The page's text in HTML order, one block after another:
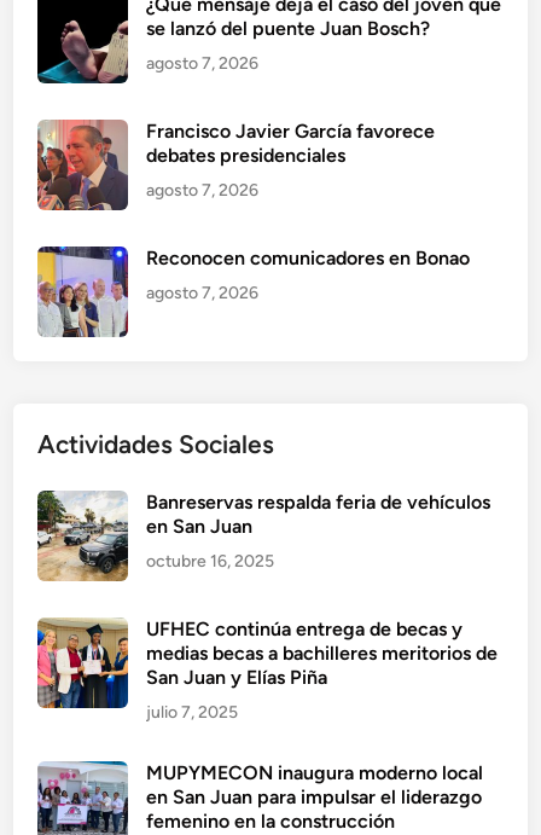
se lanzó del puente Juan Bosch?
agosto 7, 2026
Francisco Javier García favorece
debates presidenciales
agosto 7, 2026
Reconocen comunicadores en Bonao
agosto 7, 2026
Actividades Sociales
Banreservas respalda feria de vehículos
en San Juan
octubre 16, 2025
UFHEC continúa entrega de becas y
medias becas a bachilleres meritorios de
San Juan y Elías Piña
julio 7, 2025
MUPYMECON inaugura moderno local
en San Juan para impulsar el liderazgo
femenino en la construcción